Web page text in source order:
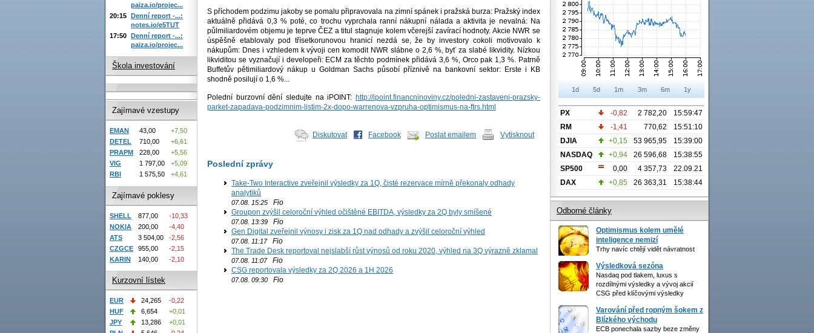
S příchodem podzimu jakoby se pomalu připravovala na zimní spánek i pražská burza: Pražský index
aktuálně přidává 0,3 % poté, co trochu vyprchala ranní nákupní nálada a aktivita je nevalná: Na
půlmiliardovém objemu je teprve ČEZ a titul stagnuje kolem včerejší zavírací hodnoty. Akcie NWR se
úspěšně etablovaly pod třísetkorunovou hranicí nezdá se, že by investory cokoli motivovalo k
nákupům: Dnes i vzhledem k vývoji cen komodit NWR slábne o 2,6 %, byť za slabé likvidity. Nízkou
likviditou se vyznačují i developeři: ECM za těchto podmínek přidává 3,6 %, Orco pak 1,3 %. Patrně
Buffetův pětimiliardový nákup u Goldman Sachs působí příznivě na bankovní sektor: Erste i KB
shodně posilují o 1,6 %...
Polední burzovní dění sledujte na iPOINT: http://ipoint.financninoviny.cz/poledni-zastaveni-prazsky-
parket-zapadava-podzimnim-listim-2x-dopo-warrenova-vzpruha-optimismus-na-ftrs.html
Diskutovat Facebook Poslat emailem Vytisknout
Poslední zprávy
Take-Two Interactive zveřejnil výsledky za 1Q, čisté rezervace mírně překonaly odhady
analytiků
07.08. 15:25 Fio
Groupon zvýšil celoroční výhled očištěné EBITDA, výsledky za 2Q byly smíšené
07.08. 13:39 Fio
Gen Digital zveřejnil výnosy i zisk za 1Q nad odhady a zvýšil celoroční výhled
07.08. 11:17Fio
The Trade Desk reportoval nejslabší růst výnosů od roku 2020, výhled na 3Q výrazně zklamal
07.08. 11:07Fio
CSG reportovala výsledky za 2Q 2026 a 1H 2026
07.08. 09:30 Fio
paiza.io/projec...
20:15 Denní report -...:
notes.io/e5TUT
17:50 Denní report -...:
paiza.io/projec...
Škola investování
Zajímavé vzestupy
EMAN 43,00
+7,50
DETEL
710,00
+6,61
PRAPM
228,00
+5,56
VIG
1 797,00
+5,09
RBI
1 575,50 +4,61
Zajímavé poklesy
SHELL 877,00
-10,33
NOKIA
200,00
-4,40
ATS
3 504,00
-2,56
CZGCE
955,00
-2,15
KARIN
140,00 -2,10
Kurzovní lístek
EUR 24,265
-0,22
HUF
6,654
+0,01
JPY
13,286
+0,01
1d 5d 1m 3m 6m 1y
PX -0,82 2 782,20
15:59:47
RM
-1,41 770,62
15:51:10
DJIA
+0,15 53 965,95
15:39:00
NASDAQ
+0,94 26 596,68
15:38:55
SP500
0,00 4 357,73
22.09.21
DAX
+0,85 26 363,31 15:38:44
Odborné články
Optimismus kolem umělé
inteligence nemizí
Trhy navíc chtějí vidět návratnost
Výsledková sezóna
Nasdaq pod tlakem, luxus s
rozdílnými výsledky a vývoj akcií
CSG před klíčovými výsledky
Varování před ropným šokem z
Blízkého východu
ECB ponechala sazby beze změny